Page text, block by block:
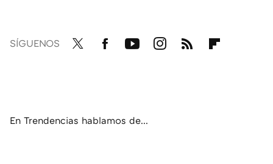
SÍGUENOS
En Trendencias hablamos de...